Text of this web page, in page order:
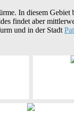
In diesem
findet aber
und in der Stadt